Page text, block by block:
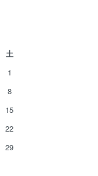
土
1
8
15
22
29